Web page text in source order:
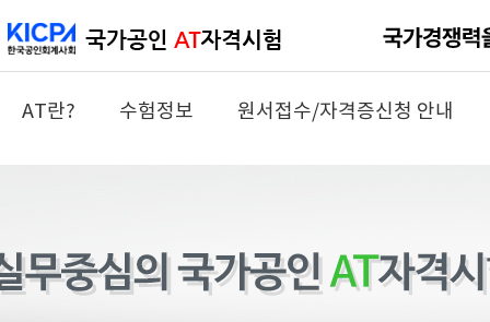
AT란? 수험정보 원서접수/자격증신청 안내